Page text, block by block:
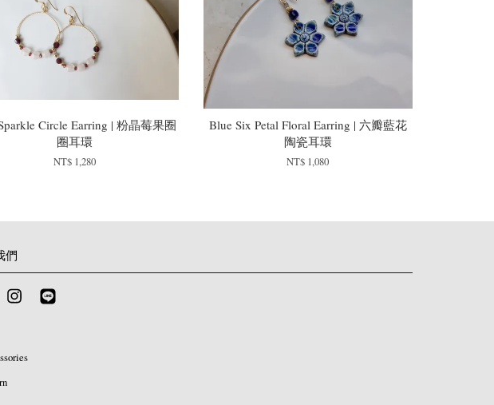
Circle Earring | 粉晶莓果圈
圈耳環
NT$ 1,280
Blue Six Petal Floral Earring | 六瓣藍花
陶瓷耳環
NT$ 1,080
們
Instagram